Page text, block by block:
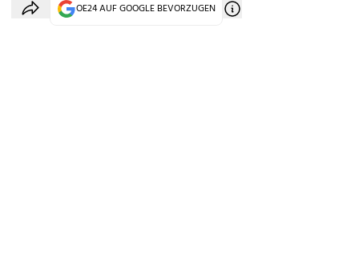
OE24 AUF GOOGLE BEVORZUGEN